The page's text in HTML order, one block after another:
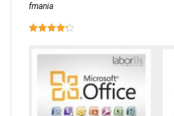
fmania